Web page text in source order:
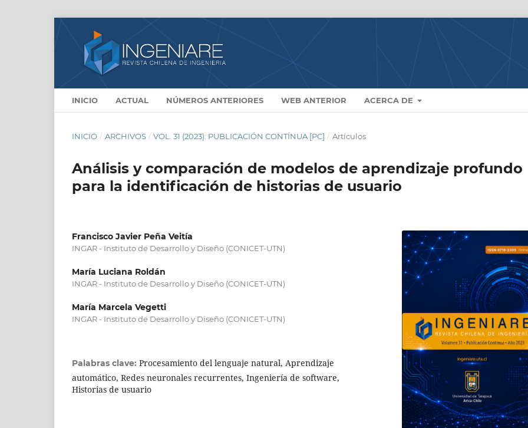
INICIO ACTUAL NÚMEROS ANTERIORES WEB ANTERIOR ACERCA DE
INICIO / ARCHIVOS / VOL. 31 (2023): PUBLICACIÓN CONTÍNUA [PC] / Artículos
Análisis y comparación de modelos de aprendizaje profundo
para la identificación de historias de usuario
Francisco Javier Peña Veitía
INGAR - Instituto de Desarrollo y Diseño (CONICET-UTN)
María Luciana Roldán
INGAR - Instituto de Desarrollo y Diseño (CONICET-UTN)
María Marcela Vegetti
INGAR - Instituto de Desarrollo y Diseño (CONICET-UTN)
Palabras clave: Procesamiento del lenguaje natural, Aprendizaje
automático, Redes neuronales recurrentes, Ingeniería de software,
Historias de usuario